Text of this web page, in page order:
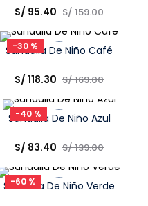
Talla
Elige una opción
38
S/ 95.40 S/159.00
-30 %
Talla
Elige una opción
Sandalia De Niño Café
S/ 118.30 S/169.00
-40 %
Talla
Elige una opción
Sandalia De Niño Azul
S/ 83.40 S/139.00
-60 %
Sandalia De Niño Verde